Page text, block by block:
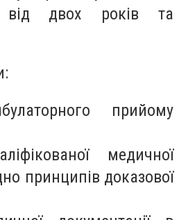
від двох років та
прийому
медичної
принципів доказової